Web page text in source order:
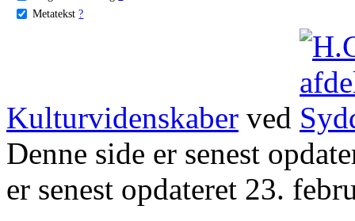
Metatekst ?
Kulturvidenskaber ved
Denne side er senest
er senest opdateret 23.